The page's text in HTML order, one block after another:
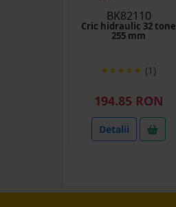
BK82110
Cric hidraulic 32 tone
255 mm
(1)
194.85 RON
Detalii